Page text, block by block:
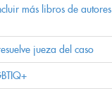
más libros de autores
jueza del caso